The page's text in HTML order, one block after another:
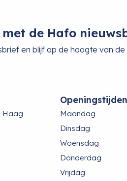
de Hafo
en blijf op de hoogte van de
Haag
Openingstijden
Maandag
Dinsdag
Woensdag
Donderdag
Vrijdag